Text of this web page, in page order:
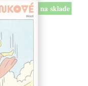
na sklade